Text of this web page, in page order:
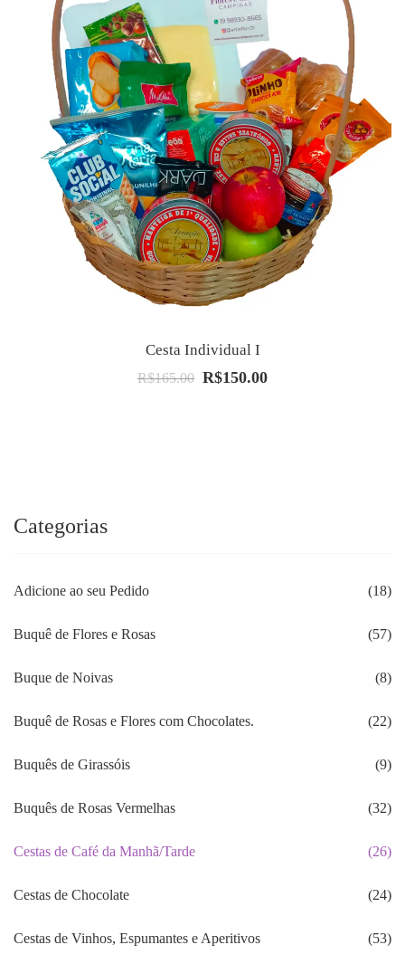
Cesta Individual I
R$165.00 O
R$150.00O
Categorias
Adicione ao seu Pedido (18)
Buquê de Flores e Rosas (57)
Buque de Noivas (8)
Buquê de Rosas e Flores com Chocolates. (22)
Buquês de Girassóis (9)
Buquês de Rosas Vermelhas (32)
Cestas de Café da Manhã/Tarde (26)
Cestas de Chocolate (24)
Cestas de Vinhos, Espumantes e Aperitivos (53)